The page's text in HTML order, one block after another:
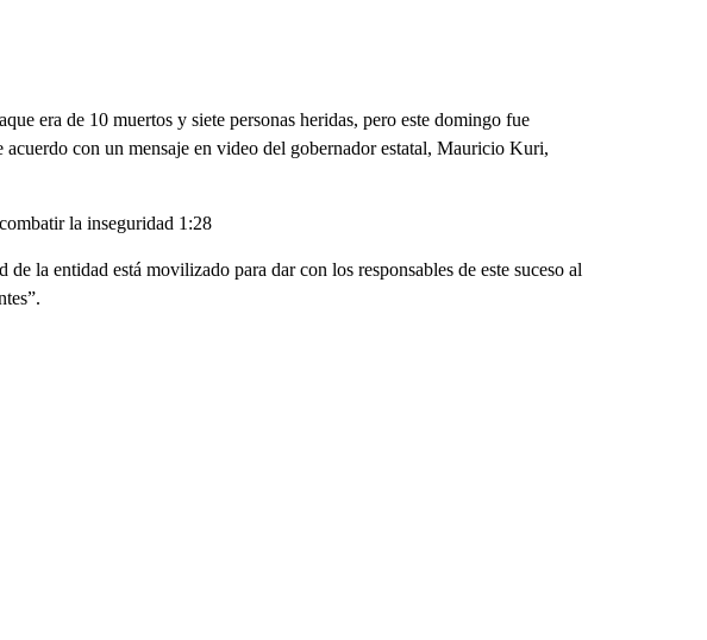
era de 10 muertos y siete personas heridas, pero este domingo fue
acuerdo con un mensaje en video del gobernador estatal, Mauricio Kuri,
la inseguridad 1:28
la entidad está movilizado para dar con los responsables de este suceso al